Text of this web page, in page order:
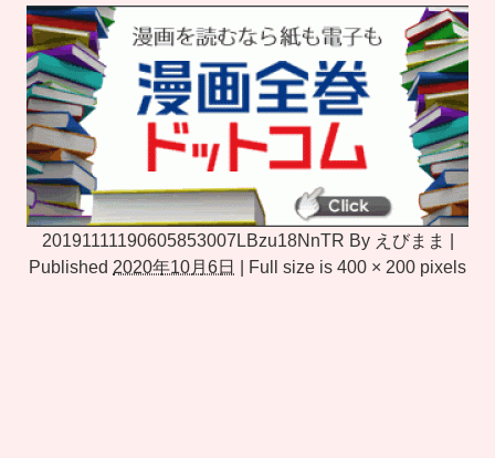
20191111190605853007LBzu18NnTR By えびまま
Published 2020年10月6日 Full size is 400 × 200 pixels